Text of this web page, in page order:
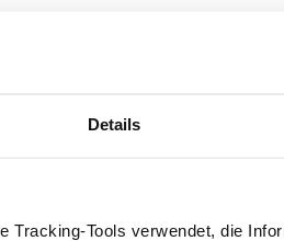
Details
Tracking-Tools verwendet, die